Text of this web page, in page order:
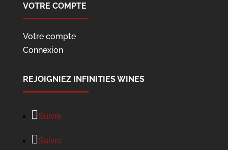
VOTRE COMPTE
Votre compte
Connexion
REJOIGNIEZ INFINITIES WINES
Suivre
Suivre